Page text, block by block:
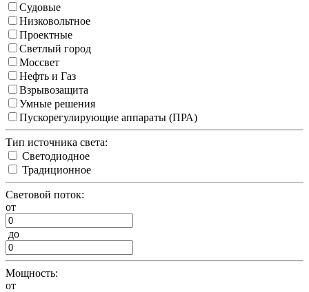
Судовые
Низковольтное
Проектные
Светлый город
Моссвет
Нефть и Газ
Взрывозащита
Умные решения
Пускорегулирующие аппараты (ПРА)
Тип источника света:
Светодиодное
Традиционное
Световой поток:
от
до
Мощность:
от